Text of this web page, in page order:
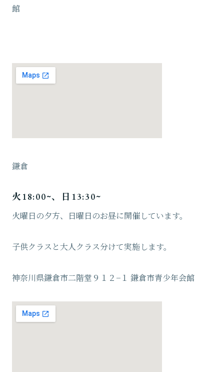
館
鎌倉
火18:00~、日13:30~
火曜日の夕方、日曜日のお昼に開催しています。
子供クラスと大人クラス分けて実施します。
神奈川県鎌倉市二階堂９１２−１ 鎌倉市青少年会館